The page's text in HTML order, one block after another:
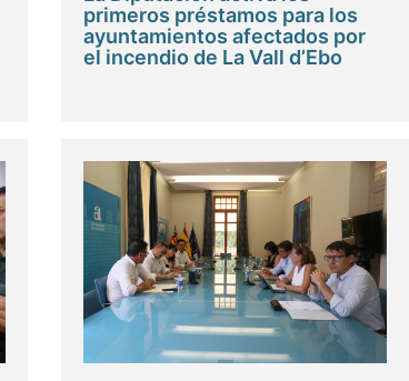
primeros préstamos para los
ayuntamientos afectados por
el incendio de La Vall d’Ebo